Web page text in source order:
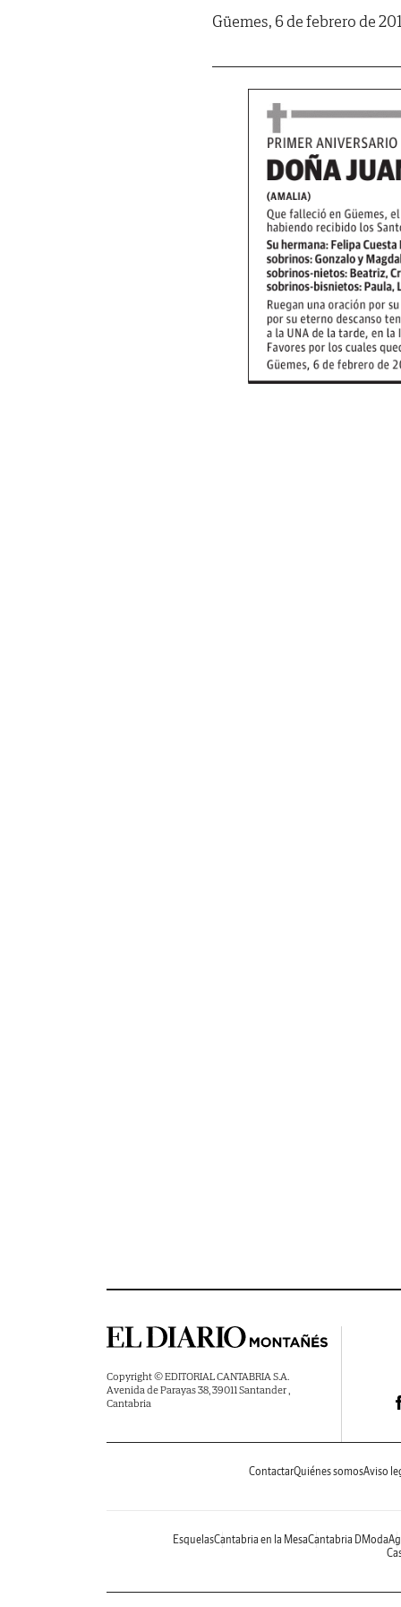
Güemes, 6 de febrero de
Copyright © EDITORIAL CANTABRIA S.A.
Avenida de Parayas 38, 39011 Santander ,
Cantabria
ContactarQuiénes somosAviso
EsquelasCantabria en la MesaCantabria DModa